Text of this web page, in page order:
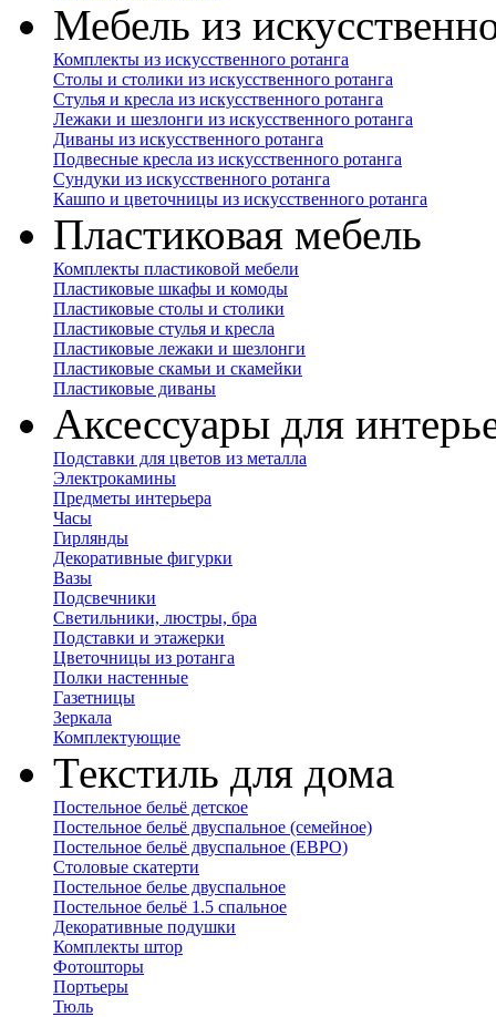
Мебель из
Комплекты из искусственного ротанга
Столы и столики из искусственного ротанга
Стулья и кресла из искусственного ротанга
Лежаки и шезлонги из искусственного ротанга
Диваны из искусственного ротанга
Подвесные кресла из искусственного ротанга
Сундуки из искусственного ротанга
Кашпо и цветочницы из искусственного ротанга
Пластиковая мебель
Комплекты пластиковой мебели
Пластиковые шкафы и комоды
Пластиковые столы и столики
Пластиковые стулья и кресла
Пластиковые лежаки и шезлонги
Пластиковые скамьи и скамейки
Пластиковые диваны
Аксессуары для
Подставки для цветов из металла
Электрокамины
Предметы интерьера
Часы
Гирлянды
Декоративные фигурки
Вазы
Подсвечники
Светильники, люстры, бра
Подставки и этажерки
Цветочницы из ротанга
Полки настенные
Газетницы
Зеркала
Комплектующие
Текстиль для дома
Постельное бельё детское
Постельное бельё двуспальное (семейное)
Постельное бельё двуспальное (ЕВРО)
Столовые скатерти
Постельное белье двуспальное
Постельное бельё 1.5 спальное
Декоративные подушки
Комплекты штор
Фотошторы
Портьеры
Тюль